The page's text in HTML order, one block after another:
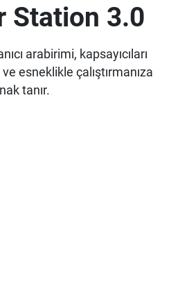
Station 3.0
arabirimi, kapsayıcıları
esneklikle çalıştırmanıza
tanır.